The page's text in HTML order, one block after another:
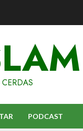
PODCAST